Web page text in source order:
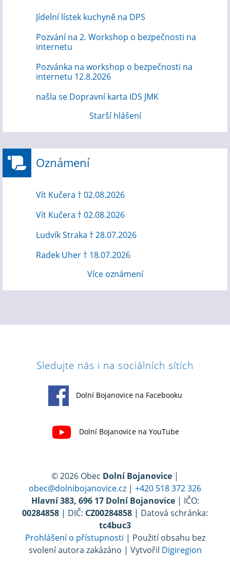
Jídelní lístek kuchyně na DPS
Pozvání na 2. Workshop o bezpečnosti na
internetu
Pozvánka na workshop o bezpečnosti na
internetu 12.8.2026
našla se Dopravní karta IDS JMK
Starší hlášení
Oznámení
Vít Kučera † 02.08.2026
Vít Kučera † 02.08.2026
Ludvík Straka † 28.07.2026
Radek Uher † 18.07.2026
Více oznámení
Sledujte nás i na sociálních sítích
Dolní Bojanovice na Facebooku
Dolní Bojanovice na YouTube
© 2026 Obec Dolní Bojanovice |
obec@dolnibojanovice.cz | +420 518 372 326
Hlavní 383, 696 17 Dolní Bojanovice| IČO:
00284858 | DIČ: CZ00284858 | Datová schránka:
tc4buc3
Prohlášení o přístupnosti | Použití obsahu bez
svolení autora zakázáno | Vytvořil Digiregion